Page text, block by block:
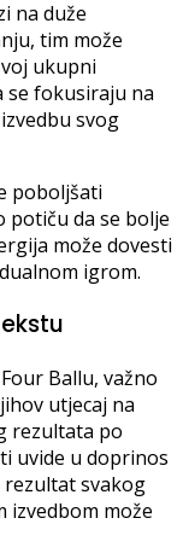
na duže
tim može
ukupni
se fokusiraju na
svog
poboljšati
potiču da se bolje
može dovesti
igrom.
Ballu, važno
utjecaj na
rezultata po
uvide u doprinos
rezultat svakog
izvedbom može